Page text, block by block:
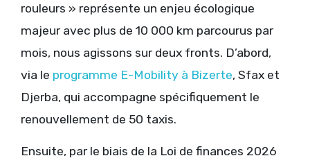
rouleurs » représente un enjeu écologique
majeur avec plus de 10 000 km parcourus par
mois, nous agissons sur deux fronts. D’abord,
via le programme E-Mobility à Bizerte, Sfax et
Djerba, qui accompagne spécifiquement le
renouvellement de 50 taxis.
Ensuite, par le biais de la Loi de finances 2026